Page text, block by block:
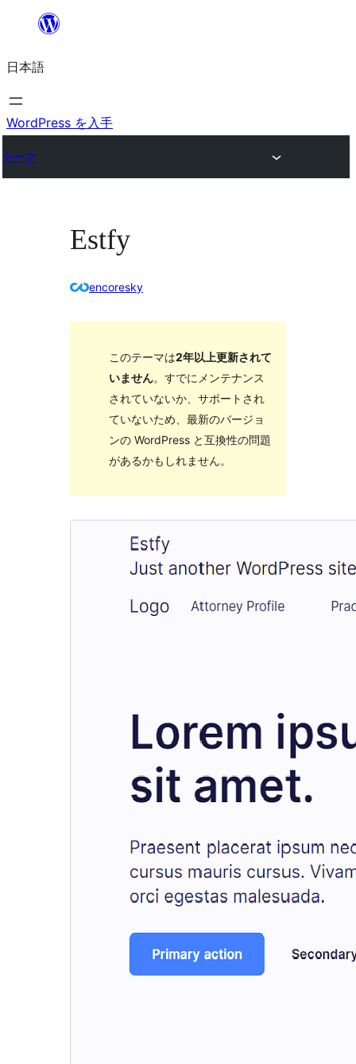
を
ス
キ
プ
日本語
WordPress を入手
テーマ
Estfy
encoresky
このテーマは2年以上更新されて
いません。すでにメンテナンス
されていないか、サポートされ
ていないため、最新のバージョ
ンの WordPress と互換性の問題
があるかもしれません。